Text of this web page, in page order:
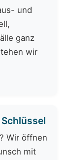
und
ganz
wir
Wir öffnen
mit